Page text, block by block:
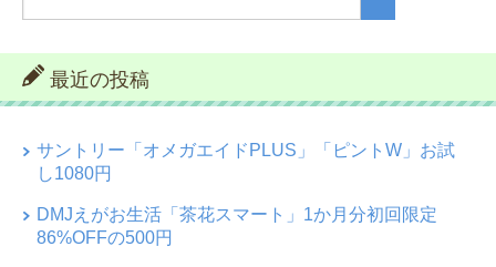
最近の投稿
サントリー「オメガエイドPLUS」「ピントW」お試
し1080円
DMJえがお生活「茶花スマート」1か月分初回限定
86%OFFの500円